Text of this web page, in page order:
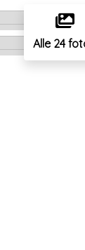
Alle 24